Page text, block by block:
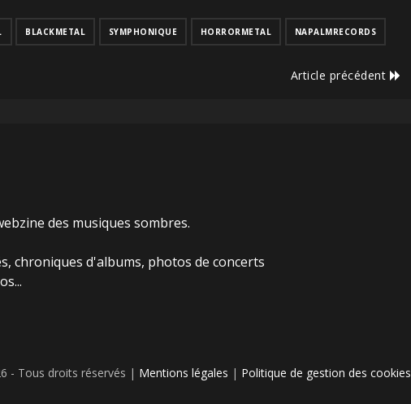
BLACKMETAL SYMPHONIQUE HORRORMETAL NAPALMRECORDS
Article précédent
des musiques sombres.
chroniques d'albums, photos de concerts
- Tous droits réservés | Mentions légales | Politique de gestion des cookies